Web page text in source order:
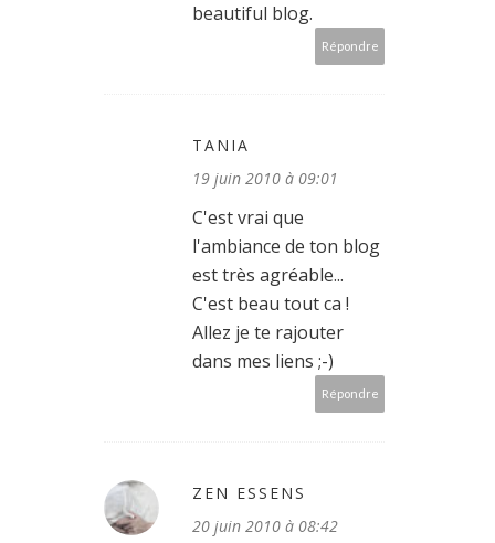
beautiful blog.
Répondre
TANIA
19 juin 2010 à 09:01
C'est vrai que
l'ambiance de ton blog
est très agréable...
C'est beau tout ca !
Allez je te rajouter
dans mes liens ;-)
Répondre
ZEN ESSENS
20 juin 2010 à 08:42